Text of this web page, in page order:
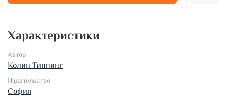
Характеристики
Автор
Колин Типпинг
Издательство
София